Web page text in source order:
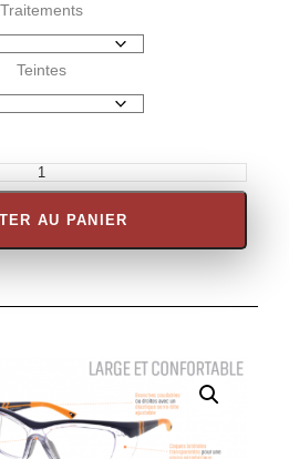
Traitements
Teintes
AU PANIER